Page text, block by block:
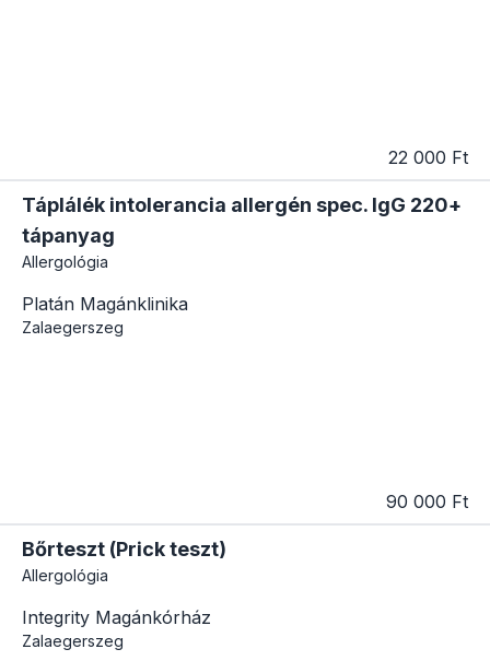
22 000 Ft
Táplálék intolerancia allergén spec. IgG 220+
tápanyag
Allergológia
Platán Magánklinika
Zalaegerszeg
90 000 Ft
Bőrteszt (Prick teszt)
Allergológia
Integrity Magánkórház
Zalaegerszeg